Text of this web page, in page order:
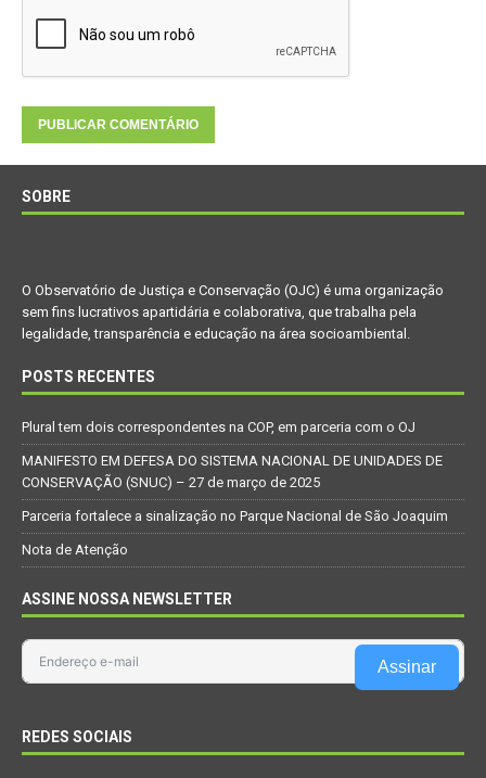
SOBRE
O Observatório de Justiça e Conservação (OJC) é uma organização
sem fins lucrativos apartidária e colaborativa, que trabalha pela
legalidade, transparência e educação na área socioambiental.
POSTS RECENTES
Plural tem dois correspondentes na COP, em parceria com o OJ
MANIFESTO EM DEFESA DO SISTEMA NACIONAL DE UNIDADES DE
CONSERVAÇÃO (SNUC) – 27 de março de 2025
Parceria fortalece a sinalização no Parque Nacional de São Joaquim
Nota de Atenção
ASSINE NOSSA NEWSLETTER
Assinar
REDES SOCIAIS